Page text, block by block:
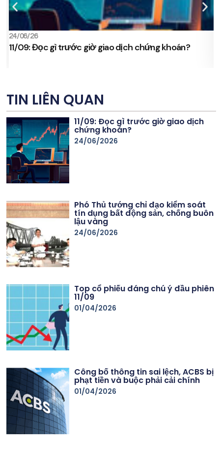
24/06/26
11/09: Đọc gì trước giờ giao dịch chứng khoán?
TIN LIÊN QUAN
11/09: Đọc gì trước giờ giao dịch
chứng khoán?
24/06/2026
Phó Thủ tướng chỉ đạo kiểm soát
tín dụng bất động sản, chống buôn
lậu vàng
24/06/2026
Top cổ phiếu đáng chú ý đầu phiên
11/09
01/04/2026
Công bố thông tin sai lệch, ACBS bị
phạt tiền và buộc phải cải chính
01/04/2026